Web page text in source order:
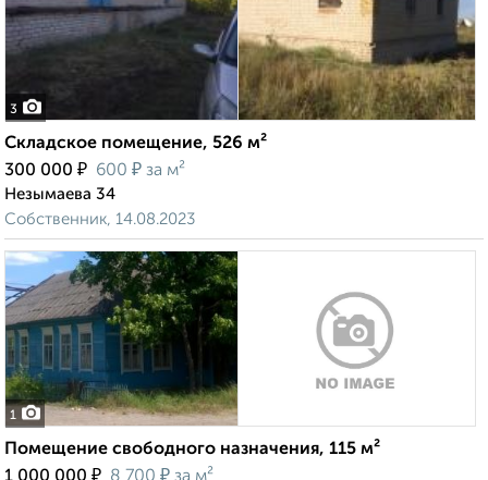
3
Складское помещение, 526 м²
300 000 ₽ 600 ₽ за м²
Незымаева 34
Собственник, 14.08.2023
1
Помещение свободного назначения, 115 м²
₽ ₽